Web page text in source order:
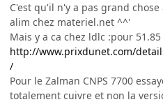
C'est qu'il n'y a pas grand
alim chez materiel.net ^^'
Mais y a ca chez ldlc :pour 51.85
http://www.prixdunet.com/
/
Pour le Zalman CNPS 7700
totalement cuivre et non la